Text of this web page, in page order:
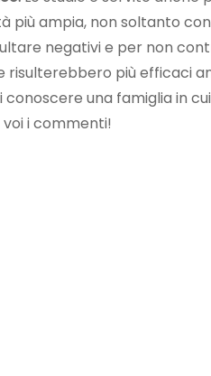
più ampia, non soltanto
negativi e per non
più efficaci
una famiglia in
i commenti!